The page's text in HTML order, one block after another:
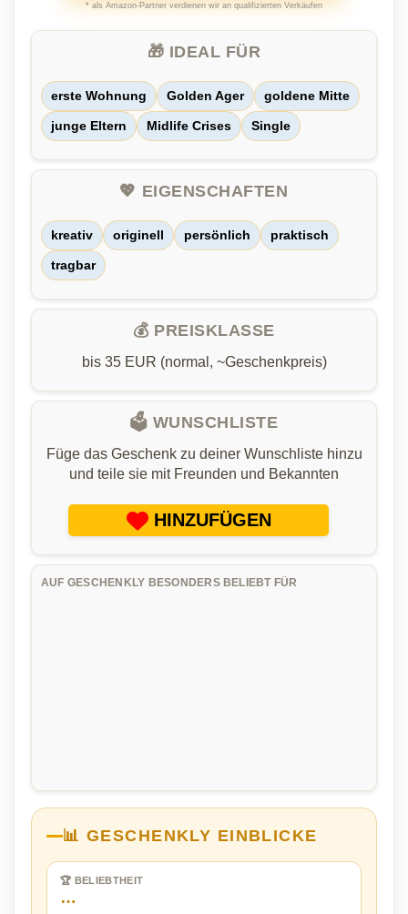
* als Amazon-Partner verdienen wir an qualifizierten Verkäufen
🎁 IDEAL FÜR
erste Wohnung Golden Ager goldene Mitte
junge Eltern Midlife Crises Single
💖 EIGENSCHAFTEN
kreativ originell persönlich praktisch
tragbar
💰 PREISKLASSE
bis 35 EUR (normal, ~Geschenkpreis)
🗳️ WUNSCHLISTE
Füge das Geschenk zu deiner Wunschliste hinzu
und teile sie mit Freunden und Bekannten
HINZUFÜGEN
AUF GESCHENKLY BESONDERS BELIEBT FÜR
📊 GESCHENKLY EINBLICKE
🏆 BELIEBTHEIT
…